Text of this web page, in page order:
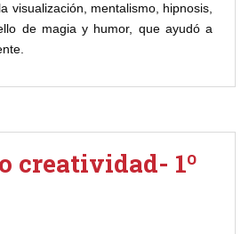
visualización, mentalismo, hipnosis,
de magia y humor, que ayudó a
creatividad- 1º